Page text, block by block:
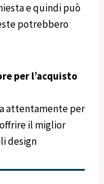
e quindi può
potrebbero
per l’acquisto
attentamente per
il miglior
design